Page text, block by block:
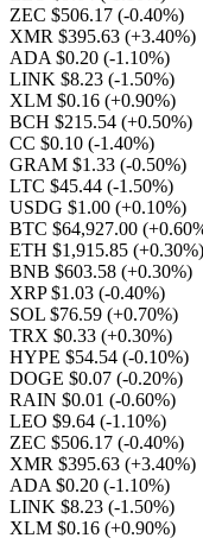
ZEC $506.17 (-0.40%)
XMR $395.63 (+3.40%)
ADA $0.20 (-1.10%)
LINK $8.23 (-1.50%)
XLM $0.16 (+0.90%)
BCH $215.54 (+0.50%)
CC $0.10 (-1.40%)
GRAM $1.33 (-0.50%)
LTC $45.44 (-1.50%)
USDG $1.00 (+0.10%)
BTC $64,927.00
ETH $1,915.85 (+0.30%)
BNB $603.58 (+0.30%)
XRP $1.03 (-0.40%)
SOL $76.59 (+0.70%)
TRX $0.33 (+0.30%)
HYPE $54.54 (-0.10%)
DOGE $0.07 (-0.20%)
RAIN $0.01 (-0.60%)
LEO $9.64 (-1.10%)
ZEC $506.17 (-0.40%)
XMR $395.63 (+3.40%)
ADA $0.20 (-1.10%)
LINK $8.23 (-1.50%)
XLM $0.16 (+0.90%)